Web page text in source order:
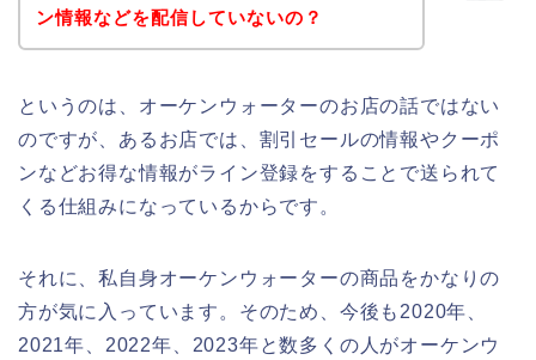
ン情報などを配信していないの？
というのは、オーケンウォーターのお店の話ではない
のですが、あるお店では、割引セールの情報やクーポ
ンなどお得な情報がライン登録をすることで送られて
くる仕組みになっているからです。
それに、私自身オーケンウォーターの商品をかなりの
方が気に入っています。そのため、今後も2020年、
2021年、2022年、2023年と数多くの人がオーケンウ